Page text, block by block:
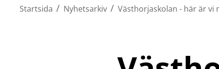
Startsida / Nyhetsarkiv / Västhorjaskolan - här är vi